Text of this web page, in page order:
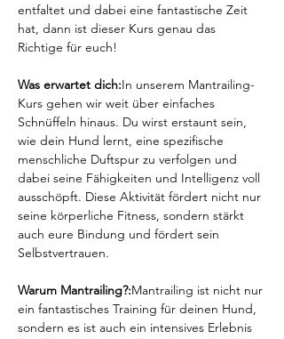
entfaltet und dabei eine fantastische Zeit
hat, dann ist dieser Kurs genau das
Richtige für euch!
Was erwartet dich:In unserem Mantrailing-
Kurs gehen wir weit über einfaches
Schnüffeln hinaus. Du wirst erstaunt sein,
wie dein Hund lernt, eine spezifische
menschliche Duftspur zu verfolgen und
dabei seine Fähigkeiten und Intelligenz voll
ausschöpft. Diese Aktivität fördert nicht nur
seine körperliche Fitness, sondern stärkt
auch eure Bindung und fördert sein
Selbstvertrauen.
Warum Mantrailing?:Mantrailing ist nicht nur
ein fantastisches Training für deinen Hund,
sondern es ist auch ein intensives Erlebnis